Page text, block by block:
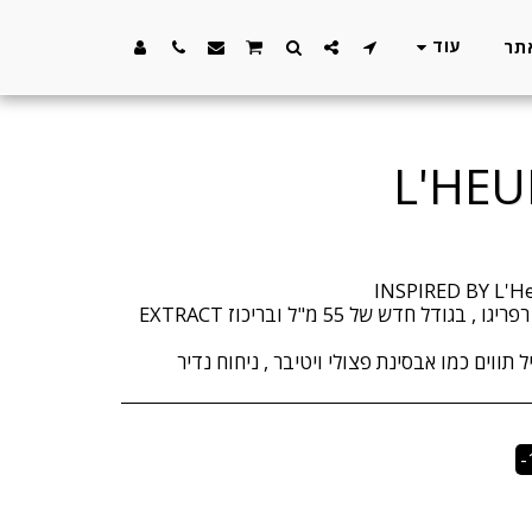
עוד
מגיע בבקבוק היוקרתי של הבית רפריגו , בגודל חדש של 55 מ"ל ובריכוז EXTRACT
תווים כמו אבסינת פצולי ויטיבר , ניחוח נדיר
-